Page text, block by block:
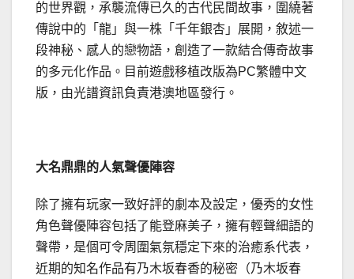
的世界觀，承襲流傳已久的古代民間故事，圍繞著
傳說中的「龍」與一株「千年銀杏」展開，敘述一
段神秘、感人的戀物語，創造了一款結合傳奇故事
的多元化作品。目前遊戲移植改版為PC繁體中文
版，由光譜資訊負責港澳地區發行。
大名鼎鼎的人氣聲優陣容
除了擁有玩家一致好評的劇本及設定，優秀的女性
角色聲優陣容包括了能登麻美子，擁有輕聲細語的
聲帶，是個可令周圍氣氛穩定下來的治癒系代表，
近期的知名作品有乃木坂春香的秘密（乃木坂春